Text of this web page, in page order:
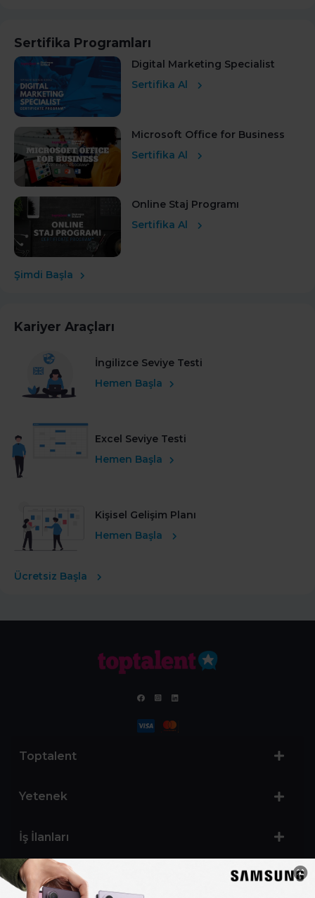
Sertifika Programları
Digital Marketing Specialist
Sertifika Al
Microsoft Office for Business
Sertifika Al
Online Staj Programı
Sertifika Al
Şimdi Başla
Kariyer Araçları
İngilizce Seviye Testi
Hemen Başla
Excel Seviye Testi
Hemen Başla
Kişisel Gelişim Planı
Hemen Başla
Ücretsiz Başla
Toptalent
Yetenek
İş İlanları
Sertifika Programları